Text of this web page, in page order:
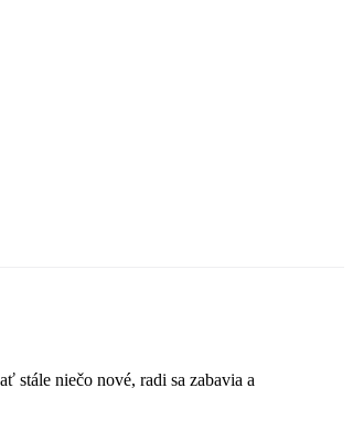
niečo nové, radi sa zabavia a